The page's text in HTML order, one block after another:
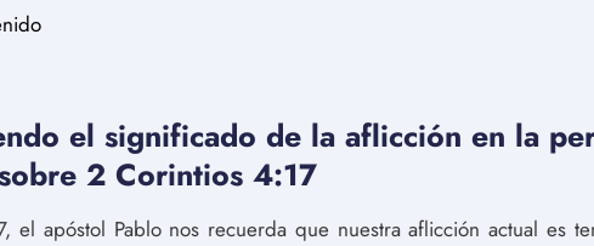
el significado de la aflicción en la
2 Corintios 4:17
el apóstol Pablo nos recuerda que nuestra aflicción actual es